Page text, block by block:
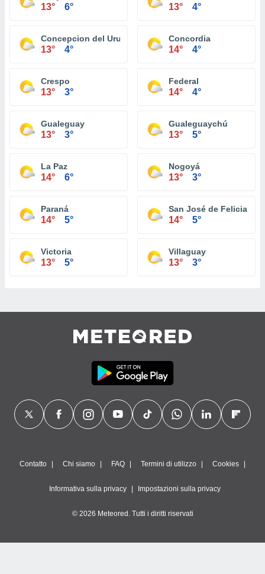
13° 6° 13° 4°
Concepcion del Uruguay
13° 4°
Concordia
14° 4°
Crespo
13° 3°
Federal
14° 4°
Gualeguay
13° 3°
Gualeguaychú
13° 5°
La Paz
14° 6°
Nogoyá
13° 3°
Paraná
14° 5°
San José de Feliciano
14° 5°
Victoria
13° 5°
Villaguay
13° 3°
Contatto Chi siamo FAQ Termini di utilizzo Cookies
Informativa sulla privacy Impostazioni sulla privacy
© 2026 Meteored. Tutti i diritti riservati